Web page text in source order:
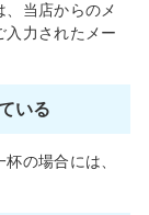
、当店からのメ
入力されたメー
いる
の場合には、